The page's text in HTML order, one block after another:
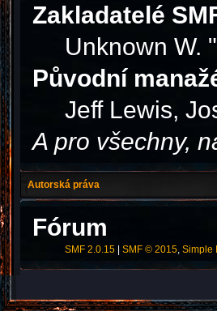
Zakladatelé
Unknown W.
Původní
Jeff Lewis,
A pro všechny,
Autorská práva
Fórum
SMF 2.0.15| SMF © 2015, Simple